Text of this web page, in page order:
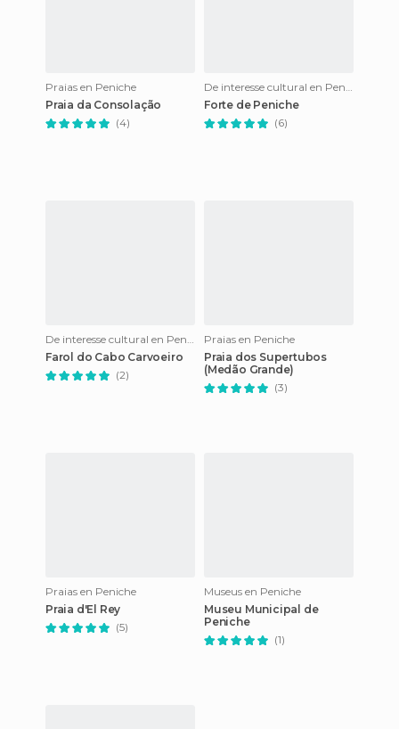
Praias en Peniche
Praia da Consolação
(4)
De interesse cultural en Peniche
Forte de Peniche
(6)
De interesse cultural en Peniche
Farol do Cabo Carvoeiro
(2)
Praias en Peniche
Praia dos Supertubos
(Medão Grande)
(3)
Praias en Peniche
Praia d'El Rey
(5)
Museus en Peniche
Museu Municipal de
Peniche
(1)